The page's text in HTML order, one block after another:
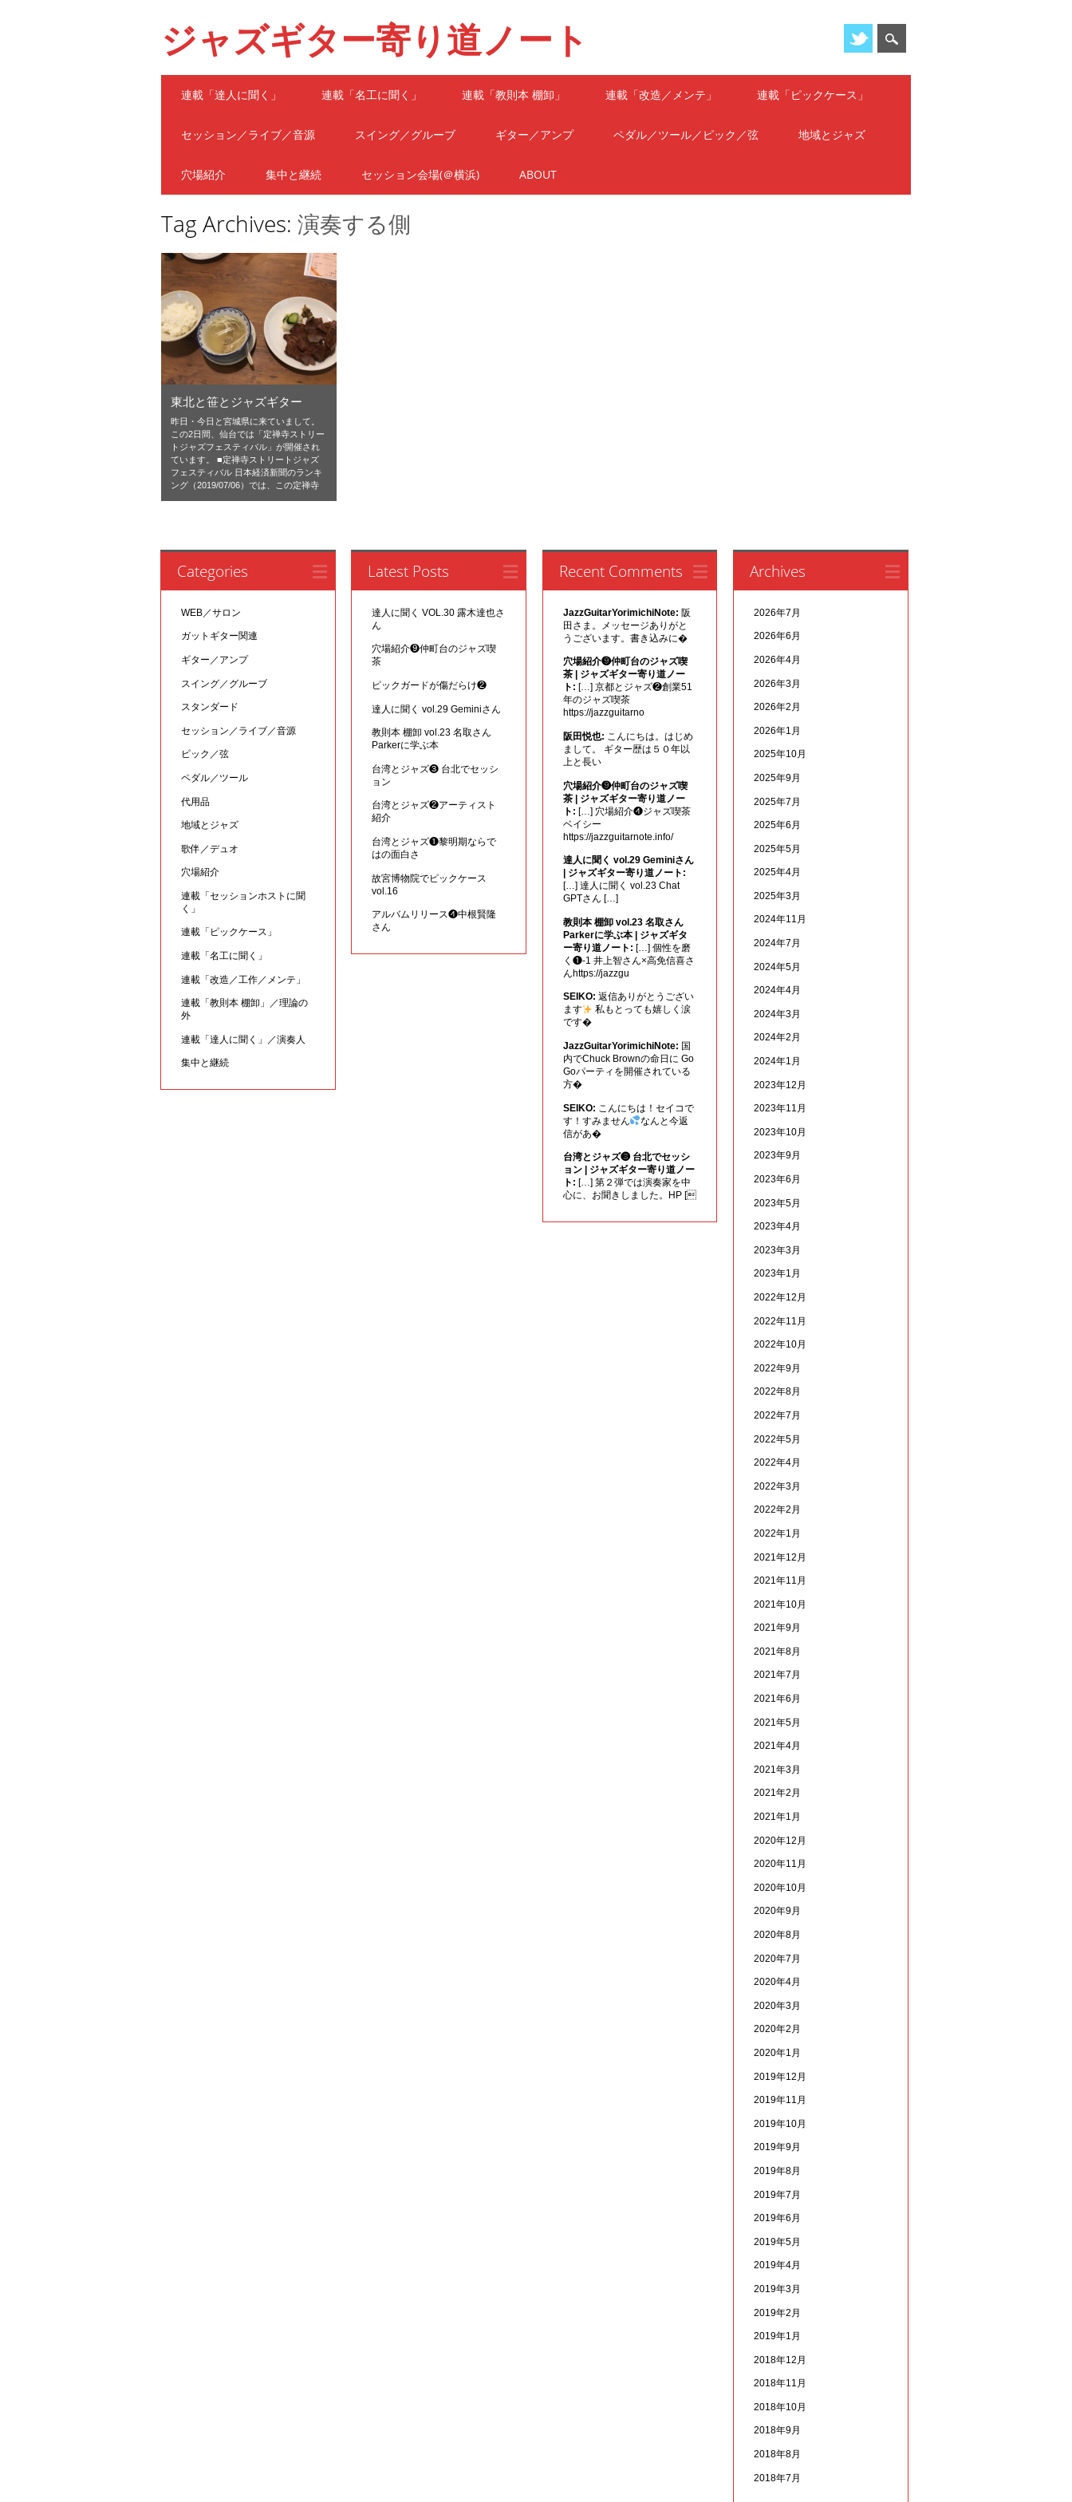
ジャズギター寄り道ノート
Main menu
連載「達人に聞く」 連載「名工に聞く」 連載「教則本 棚卸」 連載「改造／メンテ」 連載「ピックケース」
セッション／ライブ／音源 スイング／グルーブ ギター／アンプ ペダル／ツール／ピック／弦 地域とジャズ
穴場紹介 集中と継続 セッション会場(＠横浜) ABOUT
Tag Archives:演奏する側
東北と笹とジャズギター
昨日・今日と宮城県に来ていまして。
この2日間、仙台では「定禅寺ストリー
トジャズフェスティバル」が開催され
ています。 ■定禅寺ストリートジャズ
フェスティバル 日本経済新聞のランキ
ング（2019/07/06）では、この定禅寺
Categories
WEB／サロン
ガットギター関連
ギター／アンプ
スイング／グルーブ
スタンダード
セッション／ライブ／音源
ピック／弦
ペダル／ツール
代用品
地域とジャズ
歌伴／デュオ
穴場紹介
連載「セッションホストに聞
く」
連載「ピックケース」
連載「名工に聞く」
連載「改造／工作／メンテ」
連載「教則本 棚卸」／理論の
外
連載「達人に聞く」／演奏人
集中と継続
Latest Posts
達人に聞く VOL.30 露木達也さ
ん
穴場紹介❾仲町台のジャズ喫
茶
ピックガードが傷だらけ❷
達人に聞く vol.29 Geminiさん
教則本 棚卸 vol.23 名取さん
Parkerに学ぶ本
台湾とジャズ❸ 台北でセッシ
ョン
台湾とジャズ❷アーティスト
紹介
台湾とジャズ❶黎明期ならで
はの面白さ
故宮博物院でピックケース
vol.16
アルバムリリース❹中根賢隆
さん
Recent Comments
JazzGuitarYorimichiNote: 阪
田さま。メッセージありがと
うございます。書き込みに�
穴場紹介❾仲町台のジャズ喫
茶 | ジャズギター寄り道ノー
ト: […] 京都とジャズ❷創業51
年のジャズ喫茶
https://jazzguitarno
阪田悦也: こんにちは。はじめ
まして。 ギター歴は５０年以
上と長い
穴場紹介❾仲町台のジャズ喫
茶 | ジャズギター寄り道ノー
ト: […] 穴場紹介❹ジャズ喫茶
ベイシー
https://jazzguitarnote.info/
達人に聞く vol.29 Geminiさん
| ジャズギター寄り道ノート:
[…] 達人に聞く vol.23 Chat
GPTさん […]
教則本 棚卸 vol.23 名取さん
Parkerに学ぶ本 | ジャズギタ
ー寄り道ノート: […] 個性を磨
く❶-1 井上智さん×高免信喜さ
んhttps://jazzgu
SEIKO: 返信ありがとうござい
ます
私もとっても嬉しく涙
です�
JazzGuitarYorimichiNote: 国
内でChuck Brownの命日に Go
Goパーティを開催されている
方�
SEIKO: こんにちは！セイコで
す！すみません
なんと今返
信があ�
台湾とジャズ❸ 台北でセッシ
ョン | ジャズギター寄り道ノー
ト: […] 第２弾では演奏家を中
心に、お聞きしました。HP [
Archives
2026年7月
2026年6月
2026年4月
2026年3月
2026年2月
2026年1月
2025年10月
2025年9月
2025年7月
2025年6月
2025年5月
2025年4月
2025年3月
2024年11月
2024年7月
2024年5月
2024年4月
2024年3月
2024年2月
2024年1月
2023年12月
2023年11月
2023年10月
2023年9月
2023年6月
2023年5月
2023年4月
2023年3月
2023年1月
2022年12月
2022年11月
2022年10月
2022年9月
2022年8月
2022年7月
2022年5月
2022年4月
2022年3月
2022年2月
2022年1月
2021年12月
2021年11月
2021年10月
2021年9月
2021年8月
2021年7月
2021年6月
2021年5月
2021年4月
2021年3月
2021年2月
2021年1月
2020年12月
2020年11月
2020年10月
2020年9月
2020年8月
2020年7月
2020年4月
2020年3月
2020年2月
2020年1月
2019年12月
2019年11月
2019年10月
2019年9月
2019年8月
2019年7月
2019年6月
2019年5月
2019年4月
2019年3月
2019年2月
2019年1月
2018年12月
2018年11月
2018年10月
2018年9月
2018年8月
2018年7月